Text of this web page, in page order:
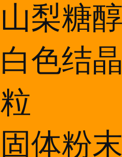
山梨糖醇
白色结
粒
固体粉